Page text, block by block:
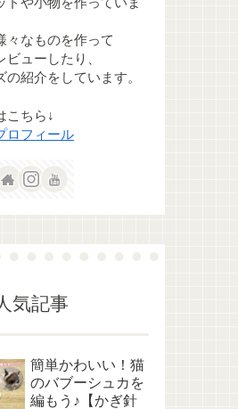
々なものを作って
ューしたり、
紹介をしています。
こちら↓
ロフィール
気記事
簡単かわいい！猫
のバブーシュカを
編もう♪【かぎ針